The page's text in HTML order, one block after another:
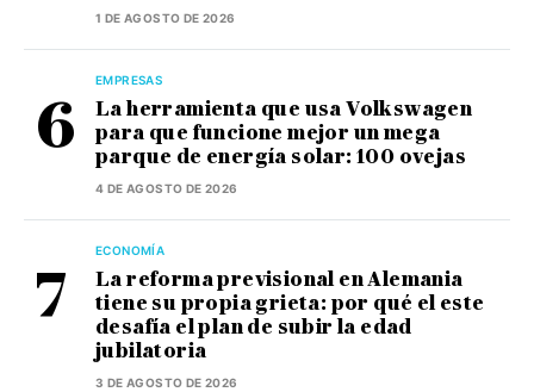
1 DE AGOSTO DE 2026
EMPRESAS
La herramienta que usa Volkswagen
para que funcione mejor un mega
parque de energía solar: 100 ovejas
4 DE AGOSTO DE 2026
ECONOMÍA
La reforma previsional en Alemania
tiene su propia grieta: por qué el este
desafía el plan de subir la edad
jubilatoria
3 DE AGOSTO DE 2026